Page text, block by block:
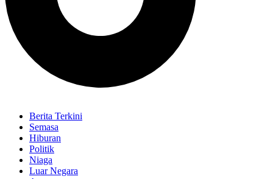
Berita Terkini
Semasa
Hiburan
Politik
Niaga
Luar Negara